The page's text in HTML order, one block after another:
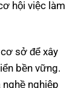
hội việc làm
sở để xây
bền vững.
nghiệp